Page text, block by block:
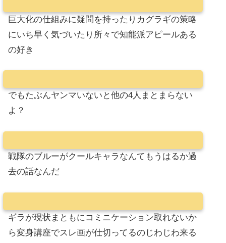
巨大化の仕組みに疑問を持ったりカグラギの策略
にいち早く気づいたり所々で知能派アピールある
の好き
でもたぶんヤンマいないと他の4人まとまらない
よ？
戦隊のブルーがクールキャラなんてもうはるか過
去の話なんだ
ギラが現状まともにコミニケーション取れないか
ら変身講座でスレ画が仕切ってるのじわじわ来る